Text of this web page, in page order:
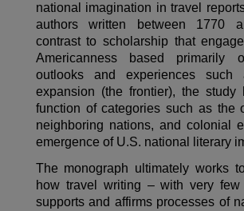
national imagination in travel
authors written between 1770
contrast to scholarship that
Americanness based primarily
outlooks and experiences such
expansion (the frontier), the study
function of categories such as the
neighboring nations, and colonial
emergence of U.S. national literary
The monograph ultimately works
how travel writing – with very few
supports and affirms processes of